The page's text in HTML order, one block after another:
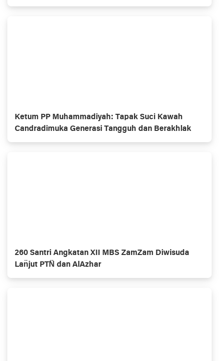
Ketum PP Muhammadiyah: Tapak Suci Kawah
Candradimuka Generasi Tangguh dan Berakhlak
260 Santri Angkatan XII MBS ZamZam Diwisuda
Lan̈jut PTN̈ dan AlAzhar